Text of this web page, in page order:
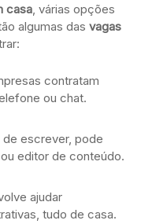
casa , várias opções
algumas das vagas
contratam
ou chat.
escrever, pode
editor de conteúdo.
ajudar
tudo de casa.